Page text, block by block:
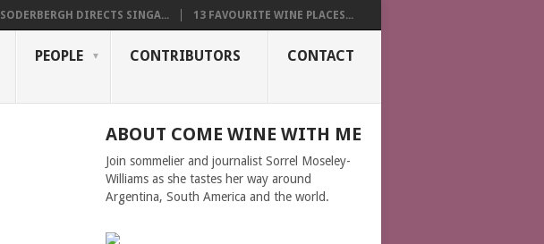
SODERBERGH DIRECTS SINGA... 13 FAVOURITE WINE PLACES...
PEOPLE CONTRIBUTORS CONTACT
ABOUT COME WINE WITH ME
Join sommelier and journalist Sorrel Moseley-
Williams as she tastes her way around
Argentina, South America and the world.